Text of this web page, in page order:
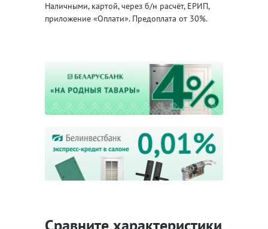
Наличными, картой, через б/н расчёт, ЕРИП,
приложение «Оплати». Предоплата от 30%.
Сравните характеристики